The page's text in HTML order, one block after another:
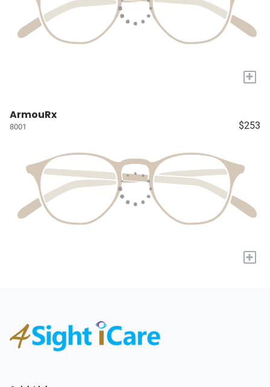
+
ArmouRx
8001 $253
+